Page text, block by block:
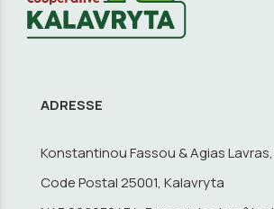
ADRESSE
Konstantinou Fassou & Agias Lavras,
Code Postal 25001, Kalavryta